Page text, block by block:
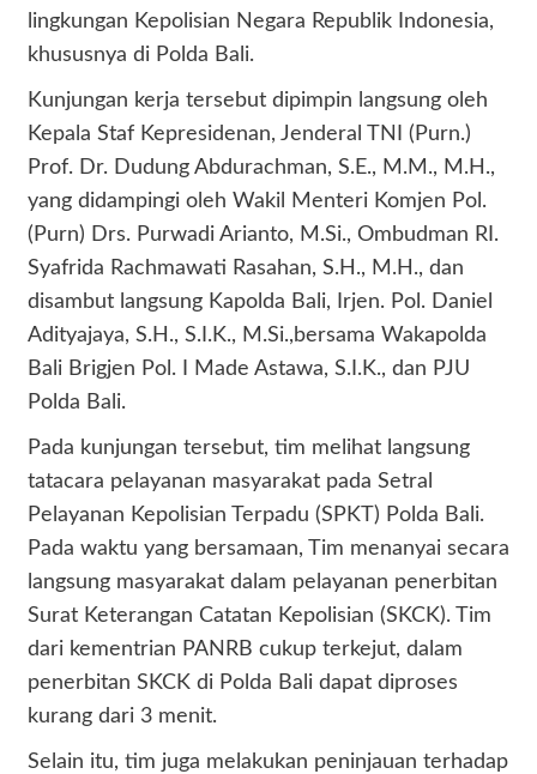
lingkungan Kepolisian Negara Republik Indonesia,
khususnya di Polda Bali.
Kunjungan kerja tersebut dipimpin langsung oleh
Kepala Staf Kepresidenan, Jenderal TNI (Purn.)
Prof. Dr. Dudung Abdurachman, S.E., M.M., M.H.,
yang didampingi oleh Wakil Menteri Komjen Pol.
(Purn) Drs. Purwadi Arianto, M.Si., Ombudman RI.
Syafrida Rachmawati Rasahan, S.H., M.H., dan
disambut langsung Kapolda Bali, Irjen. Pol. Daniel
Adityajaya, S.H., S.I.K., M.Si.,bersama Wakapolda
Bali Brigjen Pol. I Made Astawa, S.I.K., dan PJU
Polda Bali.
Pada kunjungan tersebut, tim melihat langsung
tatacara pelayanan masyarakat pada Setral
Pelayanan Kepolisian Terpadu (SPKT) Polda Bali.
Pada waktu yang bersamaan, Tim menanyai secara
langsung masyarakat dalam pelayanan penerbitan
Surat Keterangan Catatan Kepolisian (SKCK). Tim
dari kementrian PANRB cukup terkejut, dalam
penerbitan SKCK di Polda Bali dapat diproses
kurang dari 3 menit.
Selain itu, tim juga melakukan peninjauan terhadap